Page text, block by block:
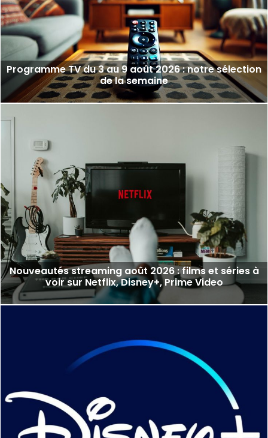
Programme TV du 3 au 9 août 2026 : notre sélection
de la semaine
Nouveautés streaming août 2026 : films et séries à
voir sur Netflix, Disney+, Prime Video